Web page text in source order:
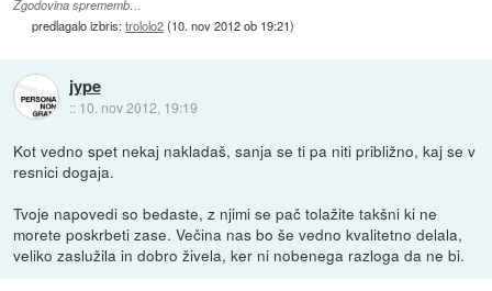
Zgodovina sprememb…
predlagalo izbris:trololo2(10. nov 2012 ob 19:21)
jype
:: 10. nov 2012, 19:19
Kot vedno spet nekaj nakladaš, sanja se ti pa niti približno, kaj se v
resnici dogaja.
Tvoje napovedi so bedaste, z njimi se pač tolažite takšni ki ne
morete poskrbeti zase. Večina nas bo še vedno kvalitetno delala,
veliko zaslužila in dobro živela, ker ni nobenega razloga da ne bi.